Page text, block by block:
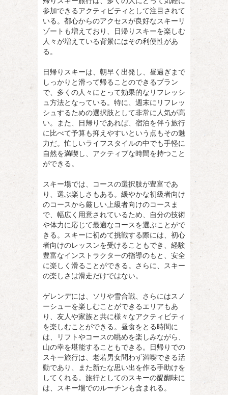
参加できるアクティビティとして注目されて
いる。都心からのアクセスが良好なスキーリ
ゾートも増えており、日帰りスキーを楽しむ
人々が増えている背景にはその利便性があ
る。
日帰りスキーは、朝早く出発し、昼過ぎまで
しっかりと滑って帰ることのできるプラン
で、多くの人々にとって効果的なリフレッシ
ュ方法となっている。特に、週末にリフレッ
シュするための選択肢として非常に人気が高
い。また、日帰りであれば、宿泊を伴う旅行
に比べて予算も抑えやすいという点もその魅
力だ。忙しいライフスタイルの中でも手軽に
自然を満喫し、アクティブな時間を持つこと
ができる。
スキー場では、コースの選択肢が豊富であ
り、選ぶ楽しさもある。緩やかな初級者向け
のコースから厳しい上級者向けのコースま
で、幅広く用意されているため、自分の技術
や体力に応じて最適なコースを選ぶことがで
きる。スキーに初めて挑戦する際には、初心
者向けのレッスンを受けることもでき、経験
豊富なインストラクターの指導のもと、安全
に楽しく滑ることができる。さらに、スキー
の楽しさは滑走だけではない。
ゲレンデには、ソリや雪合戦、さらにはスノ
ーシューを楽しむことができるエリアもあ
り、友人や家族と共に様々なアクティビティ
を楽しむことができる。昼食をとる時間に
は、リフトやコースの眺めを楽しみながら、
山の幸を堪能することもできる。日帰りでの
スキー旅行は、老若男女問わず満喫できる活
動であり、また新たな思い出を作る手助けを
してくれる。旅行としてのスキーの醍醐味に
は、スキー場でのルーチンも含まれる。